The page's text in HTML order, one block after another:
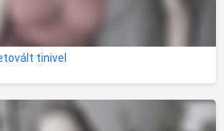
tinivel